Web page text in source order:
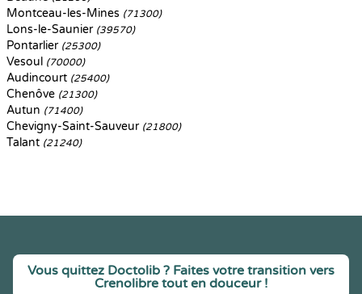
Montceau-les-Mines (71300)
Lons-le-Saunier (39570)
Pontarlier (25300)
Vesoul (70000)
Audincourt (25400)
Chenôve (21300)
Autun (71400)
Chevigny-Saint-Sauveur (21800)
Talant (21240)
Vous quittez Doctolib ? Faites votre transition vers
Crenolibre tout en douceur !